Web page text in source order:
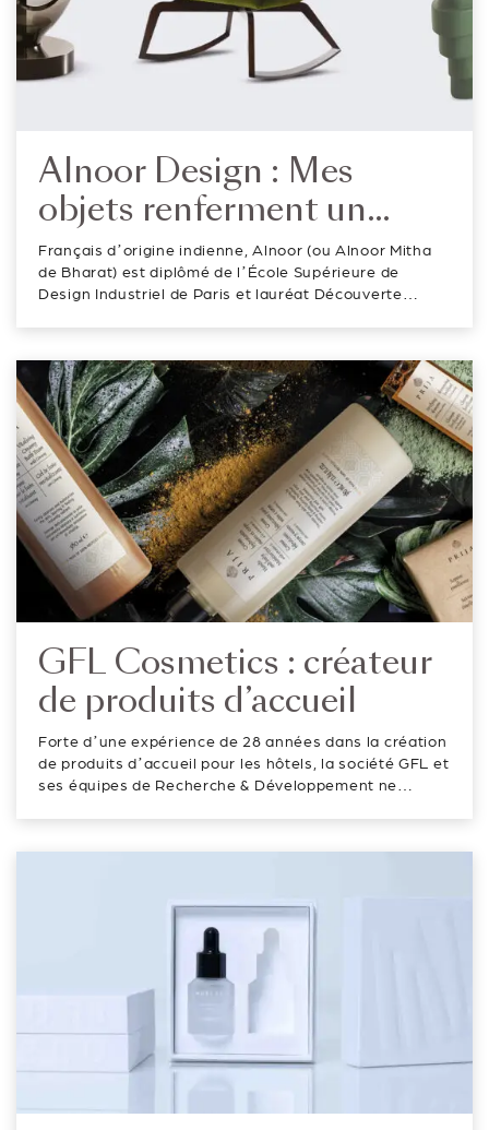
Alnoor Design : Mes
objets renferment un
message symbolique où le
Hasard n’a pas sa place.
Français d’origine indienne, Alnoor (ou Alnoor Mitha
de Bharat) est diplômé de l’École Supérieure de
Design Industriel de Paris et lauréat Découverte
maisons prestigieuses t...
GFL Cosmetics : créateur
de produits d’accueil
Forte d’une expérience de 28 années dans la création
de produits d’accueil pour les hôtels, la société GFL et
ses équipes de Recherche & Développement ne
emballages plastiques....